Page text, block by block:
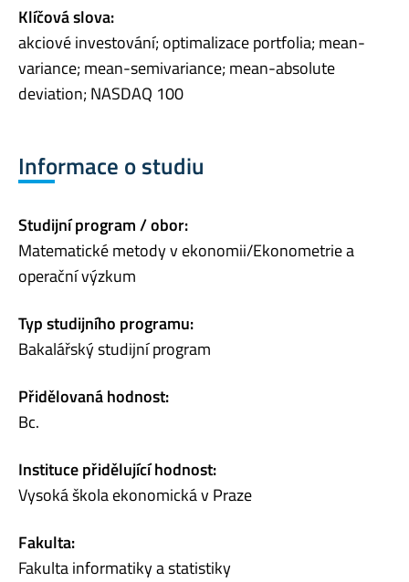
Klíčová slova:
akciové investování; optimalizace portfolia; mean-
variance; mean-semivariance; mean-absolute
deviation; NASDAQ 100
Informace o studiu
Studijní program / obor:
Matematické metody v ekonomii/Ekonometrie a
operační výzkum
Typ studijního programu:
Bakalářský studijní program
Přidělovaná hodnost:
Bc.
Instituce přidělující hodnost:
Vysoká škola ekonomická v Praze
Fakulta:
Fakulta informatiky a statistiky